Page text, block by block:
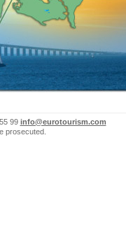
99 info@eurotourism.com
prosecuted.